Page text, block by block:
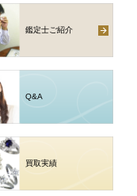
鑑定士ご紹介
Q&A
買取実績